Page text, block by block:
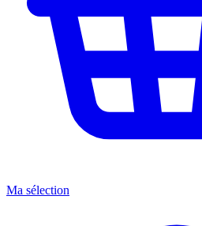
Ma sélection